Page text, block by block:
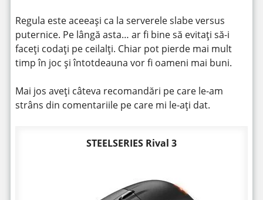
Regula este aceeași ca la serverele slabe versus
puternice. Pe lângă asta… ar fi bine să evitați să-i
faceți codați pe ceilalți. Chiar pot pierde mai mult
timp în joc și întotdeauna vor fi oameni mai buni.
Mai jos aveți câteva recomandări pe care le-am
strâns din comentariile pe care mi le-ați dat.
STEELSERIES Rival 3